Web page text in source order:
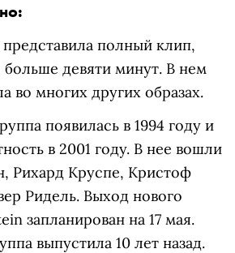
представила полный клип,
девяти минут. В нем
во многих других образах.
появилась в 1994 году и
в 2001 году. В нее вошли
Рихард Круспе, Кристоф
Ридель. Выход нового
запланирован на 17 мая.
выпустила 10 лет назад.